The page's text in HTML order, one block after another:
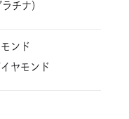
チナ）
ンド
ヤモンド